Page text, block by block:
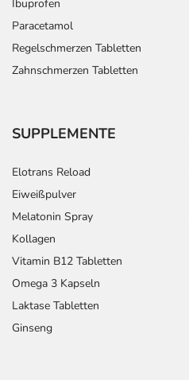
Ibuprofen
Paracetamol
Regelschmerzen Tabletten
Zahnschmerzen Tabletten
SUPPLEMENTE
Elotrans Reload
Eiweißpulver
Melatonin Spray
Kollagen
Vitamin B12 Tabletten
Omega 3 Kapseln
Laktase Tabletten
Ginseng